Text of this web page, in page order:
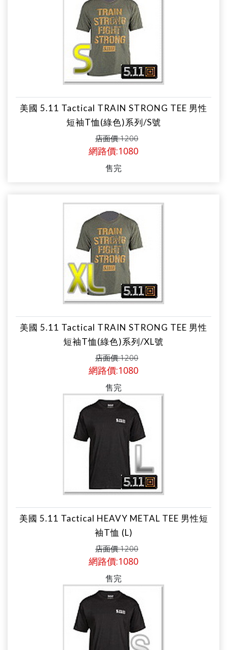
美國 5.11 Tactical TRAIN STRONG TEE 男性
短袖T恤(綠色)系列/S號
店面價:1200
網路價:1080
售完
美國 5.11 Tactical TRAIN STRONG TEE 男性
短袖T恤(綠色)系列/XL號
店面價:1200
網路價:1080
售完
美國 5.11 Tactical HEAVY METAL TEE 男性短
袖T恤 (L)
店面價:1200
網路價:1080
售完